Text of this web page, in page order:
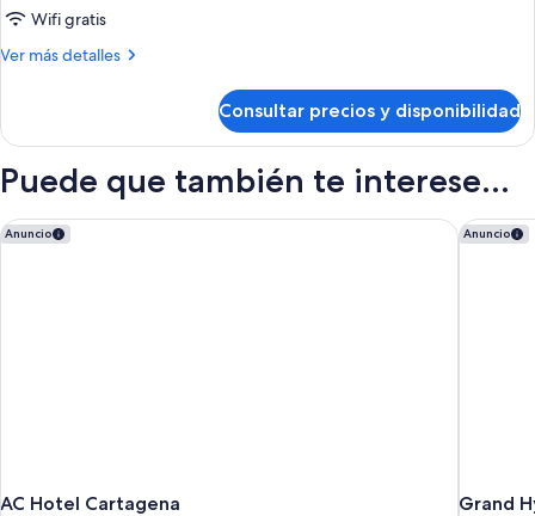
Wifi gratis
Ver más detalles
Más
Consultar precios y disponibilidad
Puede que también te interese...
Anuncio
AC Hotel Cartagena
AC Hotel Cartagena Anuncio
Grand
Grand